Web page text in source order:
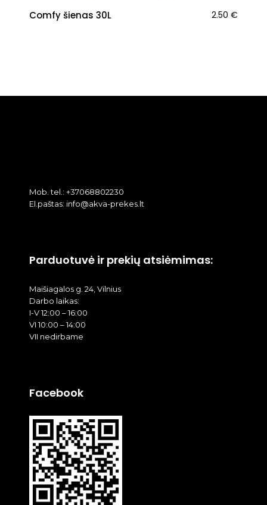
Comfy šienas 30L 2.50 €
Mob. tel.: +37068802230
El.paštas: info@akva-prekes.lt
Parduotuvė ir prekių atsiėmimas:
Maišiagalos g. 24, Vilnius
Darbo laikas:
I-V 12:00 – 16:00
VI 10:00 – 14:00
VII nedirbame
Facebook